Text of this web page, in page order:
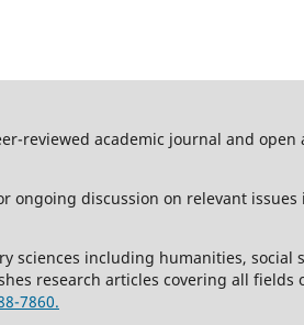
reviewed academic journal and
ongoing discussion on relevant
including humanities, social
research articles covering all
7860.